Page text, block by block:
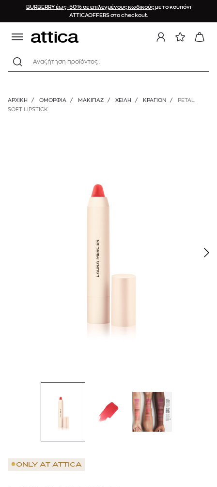
BURBERRY έως -50% σε επιλεγμένους κωδικούςμε το κουπόνι
ATTICAOFFERS στο checkout.
Αναζήτηση προϊόντος :
ΑΡΧΙΚΉ / ΟΜΟΡΦΙΑ / ΜΑΚΙΓΙΑΖ / ΧΕΊΛΗ / ΚΡΑΓΙΌΝ /
PETAL
SOFT LIPSTICK
ONLY AT ATTICA